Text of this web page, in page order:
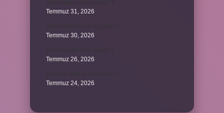
Temmuz 31, 2026
Temmuz 30, 2026
Temmuz 26, 2026
Temmuz 24, 2026